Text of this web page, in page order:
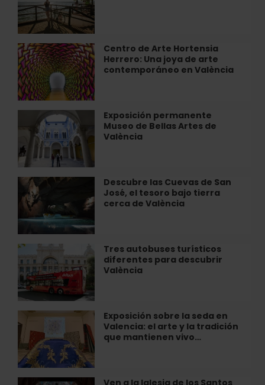
l’Albufera
de
València
en
bici
Centro de Arte Hortensia
Herrero: Una joya de arte
contemporáneo en València
Centro
de
Arte
Hortensia
Herrero:
Una
arte
contemporáneo
València
Exposición permanente
Museo de Bellas Artes de
València
Exposición
permanente
Museo
de
Bellas
Artes
València
Descubre las Cuevas de San
José, el tesoro bajo tierra
cerca de València
Descubre
las
Cuevas
de
San
José,
el
tesoro
bajo
tierra
de
València
Tres autobuses turísticos
diferentes para descubrir
València
Tres
autobuses
turísticos
diferentes
para
descubrir
València
Exposición sobre la seda en
Valencia: el arte y la tradición
que mantienen vivo…
Exposición
sobre
la
seda
en
Valencia:
Ven a la Iglesia de los Santos